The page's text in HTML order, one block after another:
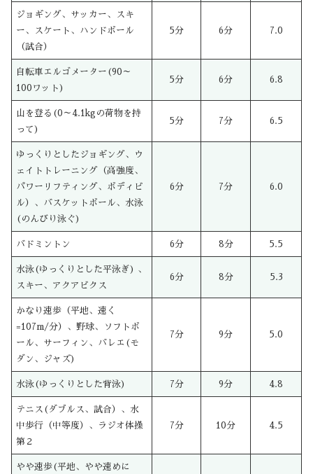
ジョギング、サッカー、スキ
ー、スケート、ハンドボール
（試合）
5分 6分 7.0
自転車エルゴメーター(90～
100ワット)
5分 6分 6.8
山を登る(0～4.1kgの荷物を持
って)
5分 7分 6.5
ゆっくりとしたジョギング、ウ
ェイトトレーニング（高強度、
パワーリフティング、ボディビ
ル）、バスケットボール、水泳
(のんびり泳ぐ)
6分 7分 6.0
バドミントン 6分 8分 5.5
水泳(ゆっくりとした平泳ぎ) 、
スキー、アクアビクス
6分 8分 5.3
かなり速歩（平地、速く
=107m/分）、野球、ソフトボ
ール、サーフィン、バレエ(モ
ダン、ジャズ)
7分 9分 5.0
水泳(ゆっくりとした背泳) 7分 9分 4.8
テニス(ダブルス、試合）、水
中歩行（中等度）、ラジオ体操
第２
7分 10分 4.5
やや速歩(平地、やや速めに